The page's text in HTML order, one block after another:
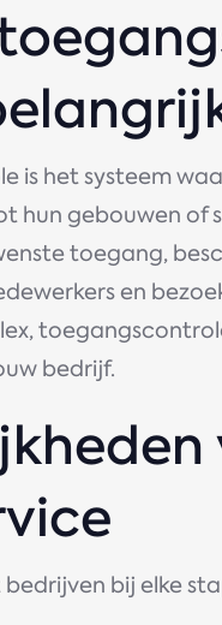
is het systeem
hun gebouwen of
toegang,
en
bedrijf.
bedrijven bij elke